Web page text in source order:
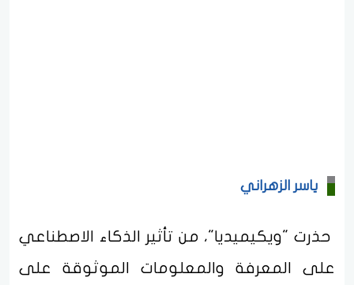
ياسر الزهراني
حذرت "ويكيميديا"، من تأثير الذكاء الاصطناعي
على المعرفة والمعلومات الموثوقة على